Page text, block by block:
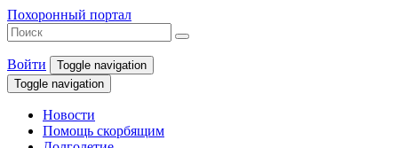
Похоронный портал
Войти
Toggle navigation
Toggle navigation
Новости
Помощь скорбящим